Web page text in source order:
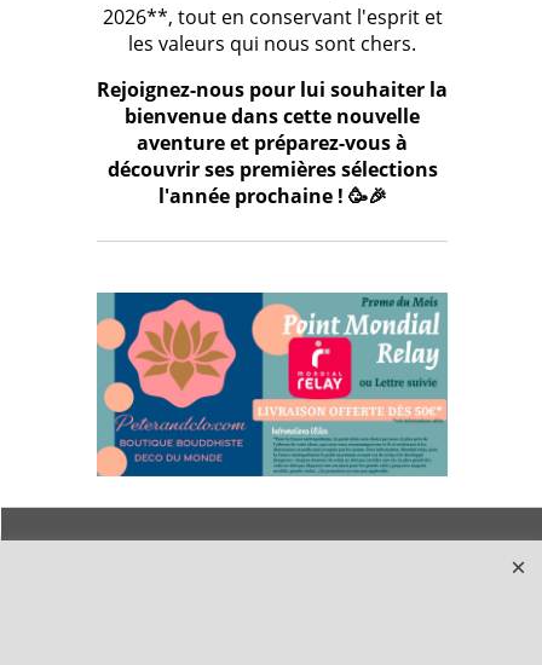
2026**, tout en conservant l'esprit et
les valeurs qui nous sont chers.
Rejoignez-nous pour lui souhaiter la
bienvenue dans cette nouvelle
aventure et préparez-vous à
découvrir ses premières sélections
l'année prochaine ! 🥳🎉